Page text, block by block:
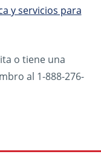
y servicios para
o tiene una
al 1-888-276-